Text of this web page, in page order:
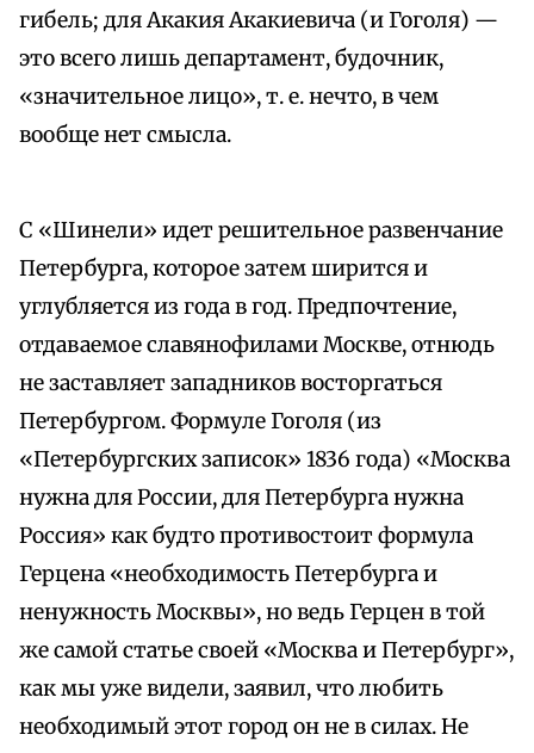
гибель; для Акакия Акакиевича (и Гоголя) —
это всего лишь департамент, будочник,
«значительное лицо», т. е. нечто, в чем
вообще нет смысла.
С «Шинели» идет решительное развенчание
Петербурга, которое затем ширится и
углубляется из года в год. Предпочтение,
отдаваемое славянофилами Москве, отнюдь
не заставляет западников восторгаться
Петербургом. Формуле Гоголя (из
«Петербургских записок» 1836 года) «Москва
нужна для России, для Петербурга нужна
Россия» как будто противостоит формула
Герцена «необходимость Петербурга и
ненужность Москвы», но ведь Герцен в той
же самой статье своей «Москва и Петербург»,
как мы уже видели, заявил, что любить
необходимый этот город он не в силах. Не